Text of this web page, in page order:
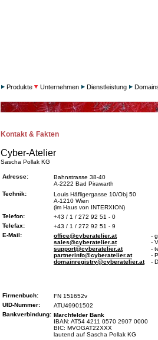
Produkte Unternehmen Dienstleistung
Kontakt & Fakten
Cyber-Atelier
Sascha Pollak KG
Adresse:
Bahnstrasse 38-40
A-2222 Bad Pirawarth
Technik:
Louis Häfligergasse 10/Obj 50
A-1210 Wien
(im Haus von INTERXION)
Telefon:
+43 / 1 / 272 92 51 - 0
Telefax:
+43 / 1 / 272 92 51 - 9
E-Mail:
office@cyberatelier.at
sales@cyberatelier.at
support@cyberatelier.at
partnerinfo@cyberatelier.at
domainregistry@cyberatelier.at
-
-
-
-
-
Firmenbuch:
FN 151652v
UID-Nummer:
ATU49901502
Bankverbindung: Marchfelder Bank
IBAN: AT54 4211 0570 2907 0000
BIC: MVOGAT22XXX
lautend auf Sascha Pollak KG